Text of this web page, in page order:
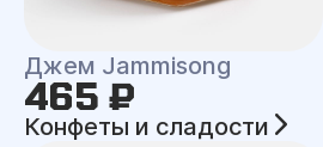
Джем Jammisong
465 ₽
Конфеты и сладости